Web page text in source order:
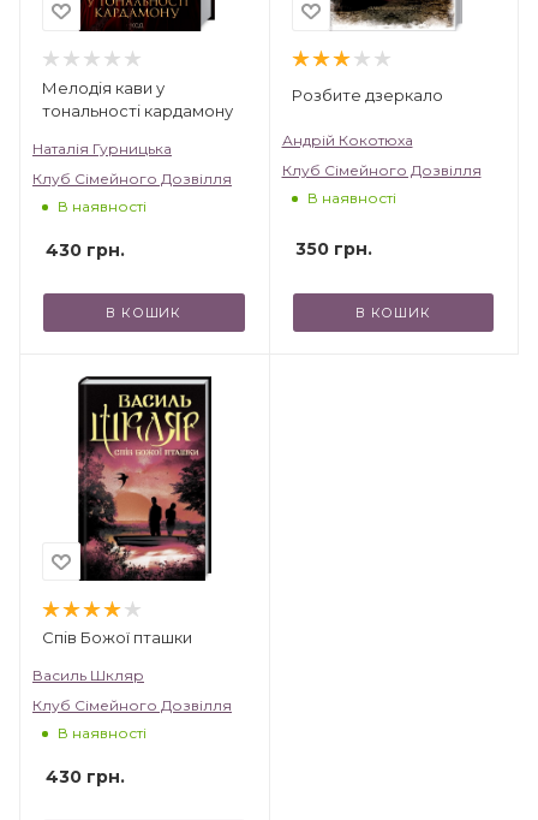
Мелодія кави у
тональності кардамону
Наталія Гурницька
Клуб Сімейного Дозвілля
В наявності
430 грн.
В КОШИК
Розбите дзеркало
Андрій Кокотюха
Клуб Сімейного Дозвілля
В наявності
350грн.
В КОШИК
Спів Божої пташки
Василь Шкляр
Клуб Сімейного Дозвілля
В наявності
430 грн.